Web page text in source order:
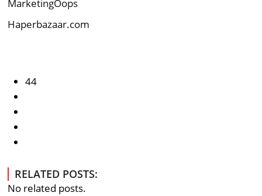
MarketingOops
Haperbazaar.com
44
RELATED POSTS:
No related posts.